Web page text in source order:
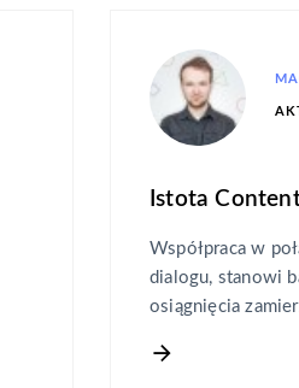
Istota
Współpraca w
dialogu, stanowi
osiągnięcia